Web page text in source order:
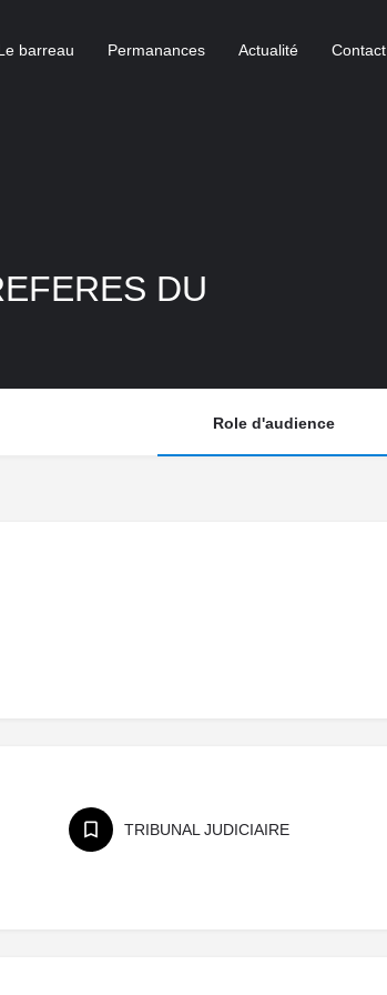
barreau Permanances Actualité Contact
DU
Role d'audience
TRIBUNAL JUDICIAIRE